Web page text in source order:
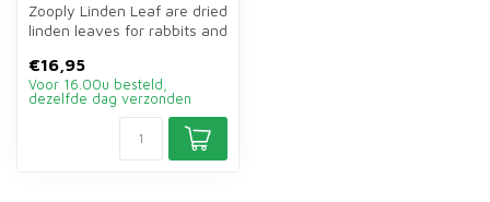
Zooply Linden Leaf are dried
linden leaves for rabbits and
€16,95
Voor 16.00u besteld,
dezelfde dag verzonden